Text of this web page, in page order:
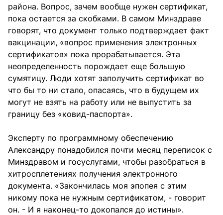
района. Вопрос, зачем вообще нужен сертификат,
пока остается за скобками. В самом Минздраве
говорят, что документ только подтверждает факт
вакцинации, «вопрос применения электронных
сертификатов» пока прорабатывается. Эта
неопределенность порождает еще большую
сумятицу. Люди хотят заполучить сертификат во
что бы то ни стало, опасаясь, что в будущем их
могут не взять на работу или не выпустить за
границу без «ковид-паспорта».
Эксперту по программному обеспечению
Александру понадобился почти месяц переписок с
Минздравом и госуслугами, чтобы разобраться в
хитросплетениях получения электронного
документа. «Закончилась моя эпопея с этим
никому пока не нужным сертификатом, - говорит
он. - И я наконец-то докопался до истины».